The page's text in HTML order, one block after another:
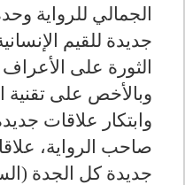
الجمالي للرواية
جديدة للقيم
الثورة على الأعراف
وبالأخص على تقنية
وابتكار علاقات
صاحب الرواية،
جديدة كل الجدة